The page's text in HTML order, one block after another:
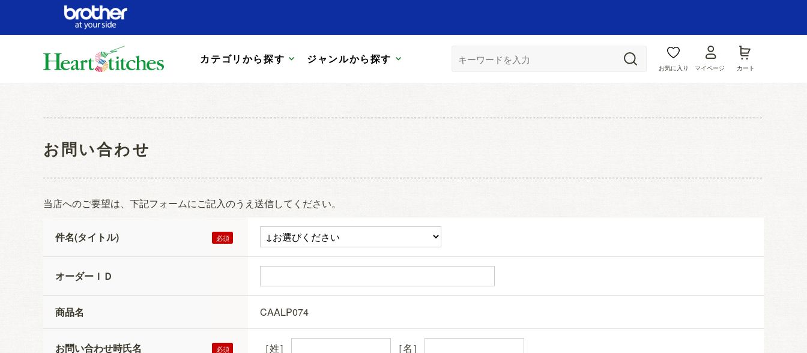
カテゴリから探す ジャンルから探す
お気に入り マイページ カート
お問い合わせ
当店へのご要望は、下記フォームにご記入のうえ送信してください。
件名(タイトル)
オーダーＩＤ
商品名 CAALP074
お問い合わせ時氏名 ［姓］ ［名］